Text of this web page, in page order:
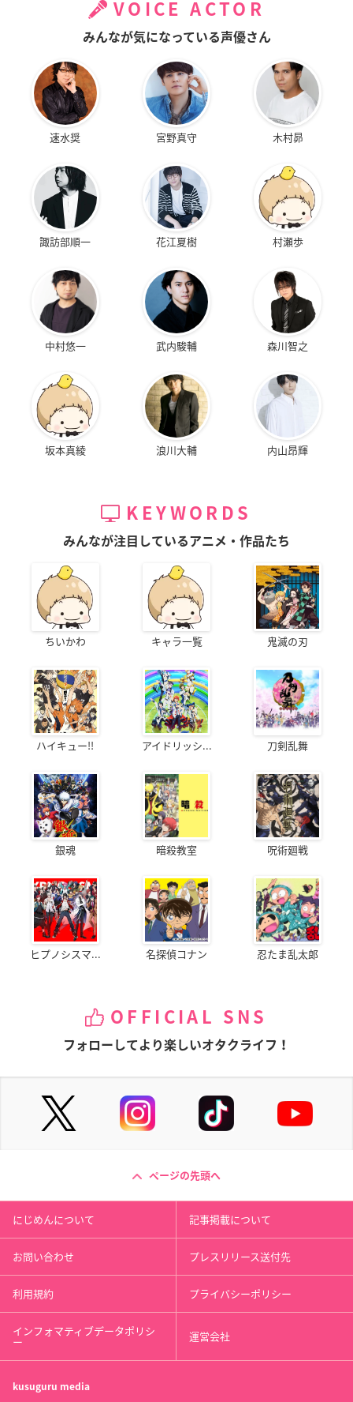
VOICE ACTOR
みんなが気になっている声優さん
速水奨 宮野真守 木村昴
諏訪部順一 花江夏樹 村瀬歩
中村悠一 武内駿輔 森川智之
坂本真綾 浪川大輔 内山昂輝
KEYWORDS
みんなが注目しているアニメ・作品たち
ちいかわ キャラ一覧 鬼滅の刃
ハイキュー!! アイドリッシ... 刀剣乱舞
銀魂 暗殺教室 呪術廻戦
ヒプノシスマ... 名探偵コナン 忍たま乱太郎
OFFICIAL SNS
フォローしてより楽しいオタクライフ！
ページの先頭へ
にじめんについて 記事掲載について
お問い合わせ プレスリリース送付先
利用規約 プライバシーポリシー
インフォマティブデータポリシ
ー 運営会社
kusuguru media